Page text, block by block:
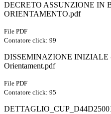
DECRETO ASSUNZIONE IN
ORIENTAMENTO.pdf
File PDF
Contatore click: 99
DISSEMINAZIONE INIZIALE -
Orientament.pdf
File PDF
Contatore click: 95